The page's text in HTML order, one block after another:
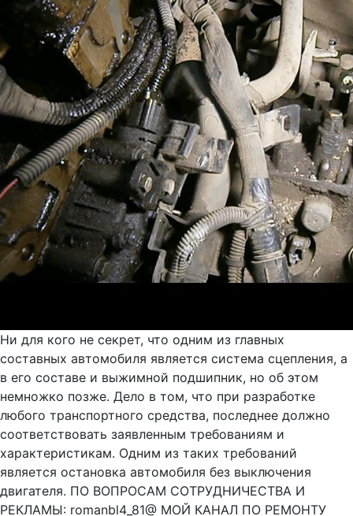
Ни для кого не секрет, что одним из главных
составных автомобиля является система сцепления, а
в его составе и выжимной подшипник, но об этом
немножко позже. Дело в том, что при разработке
любого транспортного средства, последнее должно
соответствовать заявленным требованиям и
характеристикам. Одним из таких требований
является остановка автомобиля без выключения
двигателя. ПО ВОПРОСАМ СОТРУДНИЧЕСТВА И
РЕКЛАМЫ: romanbl4_81@ МОЙ КАНАЛ ПО РЕМОНТУ